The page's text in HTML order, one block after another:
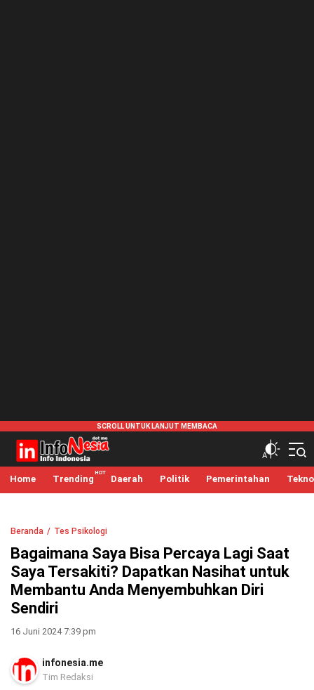
infonesia.me
Info Indonesia
Home Trending Daerah Politik Pemerintahan Tekno
Beranda Tes Psikologi
Bagaimana Saya Bisa Percaya Lagi Saat
Saya Tersakiti? Dapatkan Nasihat untuk
Membantu Anda Menyembuhkan Diri
Sendiri
16 Juni 2024 7:39 pm
infonesia.me
Tim Redaksi